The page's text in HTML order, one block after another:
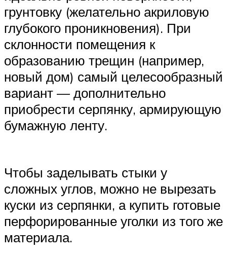
грунтовку (желательно акриловую
глубокого проникновения). При
склонности помещения к
образованию трещин (например,
новый дом) самый целесообразный
вариант — дополнительно
приобрести серпянку, армирующую
бумажную ленту.
Чтобы заделывать стыки у
сложных углов, можно не вырезать
куски из серпянки, а купить готовые
перфорированные уголки из того же
материала.